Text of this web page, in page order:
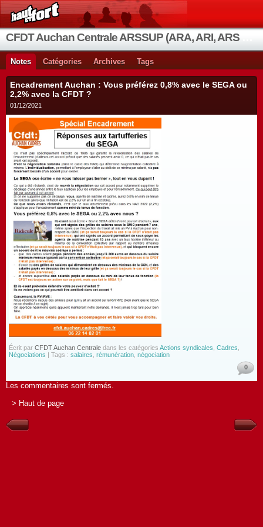
Notes Catégories Archives Tags
Encadrement Auchan : Vous préférez 0,8% avec le SEGA ou
2,2% avec la CFDT ?
01/12/2021
Écrit par CFDT Auchan Centrale dans les catégories Actions syndicales Cadres
Négociations | Tags : salaires rémunération négociation
0
Les commentaires sont fermés.
> Haut de page